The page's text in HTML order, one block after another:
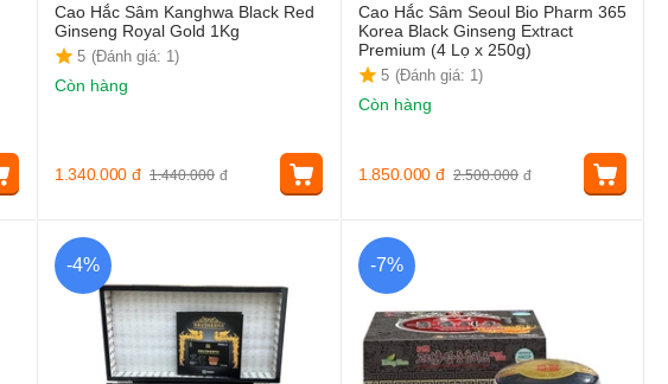
Cao Hắc Sâm Kanghwa Black Red
Ginseng Royal Gold 1Kg
5 (Đánh giá: 1)
Còn hàng
1.440.000 đ
1.340.000 đ
Cao Hắc Sâm Seoul Bio Pharm 365
Korea Black Ginseng Extract
Premium (4 Lọ x 250g)
5 (Đánh giá: 1)
Còn hàng
2.500.000 đ
1.850.000 đ
-4% -7%